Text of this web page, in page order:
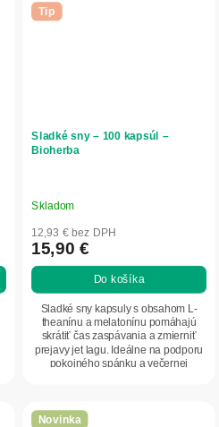
Tip
Sladké sny – 100 kapsúl –
Bioherba
Skladom
12,93 € bez DPH
15,90 €
Do košíka
Sladké sny kapsuly s obsahom L-
theanínu a melatonínu pomáhajú
skrátiť čas zaspávania a zmierniť
prejavy jet lagu. Ideálne na podporu
pokojného spánku a večernej
Novinka